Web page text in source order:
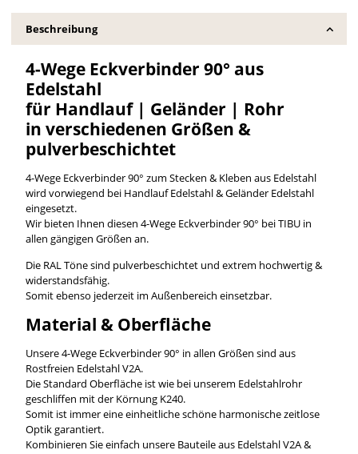
Beschreibung
4-Wege Eckverbinder 90° aus
Edelstahl
für Handlauf | Geländer | Rohr
in verschiedenen Größen &
pulverbeschichtet
4-Wege Eckverbinder 90° zum Stecken & Kleben aus Edelstahl
wird vorwiegend bei Handlauf Edelstahl & Geländer Edelstahl
eingesetzt.
Wir bieten Ihnen diesen 4-Wege Eckverbinder 90° bei TIBU in
allen gängigen Größen an.
Die RAL Töne sind pulverbeschichtet und extrem hochwertig &
widerstandsfähig.
Somit ebenso jederzeit im Außenbereich einsetzbar.
Material & Oberfläche
Unsere 4-Wege Eckverbinder 90° in allen Größen sind aus
Rostfreien Edelstahl V2A.
Die Standard Oberfläche ist wie bei unserem Edelstahlrohr
geschliffen mit der Körnung K240.
Somit ist immer eine einheitliche schöne harmonische zeitlose
Optik garantiert.
Kombinieren Sie einfach unsere Bauteile aus Edelstahl V2A &